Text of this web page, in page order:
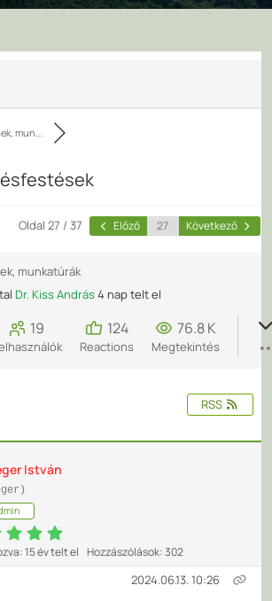
mun...
Oldal 27 / 37 Előző Következő
munkatúrák
Dr. Kiss András4 nap telt el
19 124
Reactions
76.8 K
Megtekintés
RSS
István
15 év telt el Hozzászólások: 302
2024.06.13. 10:26